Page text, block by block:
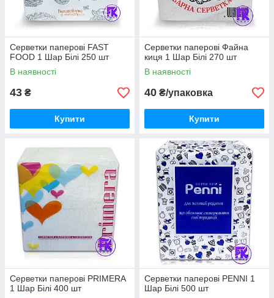
Серветки паперові FAST
FOOD 1 Шар Білі 250 шт
В наявності
43 ₴
Купити
Серветки паперові Файна
киця 1 Шар Білі 270 шт
В наявності
40 ₴/упаковка
Купити
Серветки паперові PRIMERA
1 Шар Білі 400 шт
Серветки паперові PENNI 1
Шар Білі 500 шт